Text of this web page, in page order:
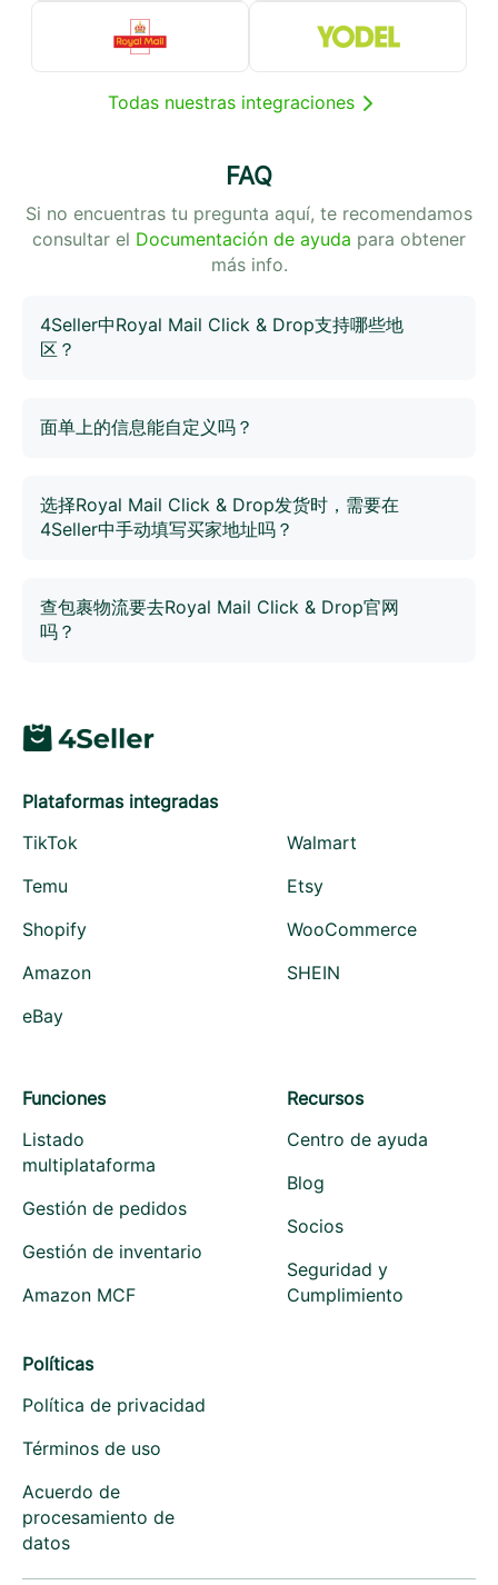
Todas nuestras integraciones
FAQ
Si no encuentras tu pregunta aquí, te recomendamos
consultar el Documentación de ayuda para obtener
más info.
4Seller中Royal Mail Click & Drop支持哪些地
区？
国本土化运输网络。
面单上的信息能自定义吗？
可以选择想要的SKU或订单信息加在面单上。
选择Royal Mail Click & Drop发货时，需要在
4Seller中手动填写买家地址吗？
的订单有收件人地址信息，4Seller会自动同步地址信息并
填好，您可以确认地址信息。
查包裹物流要去Royal Mail Click & Drop官网
吗？
Drop的官网入口。
Plataformas integradas
TikTok
Walmart
Temu
Etsy
Shopify
WooCommerce
Amazon
SHEIN
eBay
Funciones
Listado
multiplataforma
Gestión de pedidos
Gestión de inventario
Amazon MCF
Recursos
Centro de ayuda
Blog
Socios
Seguridad y
Cumplimiento
Políticas
Política de privacidad
Términos de uso
Acuerdo de
procesamiento de
datos